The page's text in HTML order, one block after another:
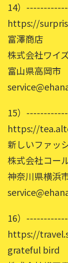
14）
https://
富澤商店
株式会社ワイ
富山県高岡市
15）
https://
新しいファッ
株式会社コー
神奈川県横浜
16）
https://
grateful bird